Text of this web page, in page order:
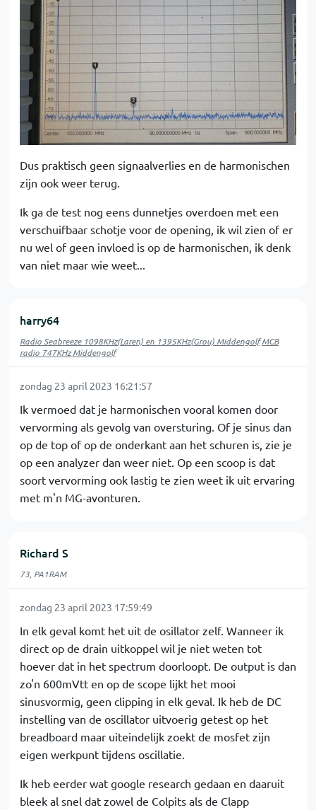
Dus praktisch geen signaalverlies en de harmonischen
zijn ook weer terug.
Ik ga de test nog eens dunnetjes overdoen met een
verschuifbaar schotje voor de opening, ik wil zien of er
nu wel of geen invloed is op de harmonischen, ik denk
van niet maar wie weet...
harry64
Radio Seabreeze 1098KHz(Laren) en 1395KHz(Grou) Middengolf MCB
radio 747KHz Middengolf
zondag 23 april 2023 16:21:57
Ik vermoed dat je harmonischen vooral komen door
vervorming als gevolg van oversturing. Of je sinus dan
op de top of op de onderkant aan het schuren is, zie je
op een analyzer dan weer niet. Op een scoop is dat
soort vervorming ook lastig te zien weet ik uit ervaring
met m'n MG-avonturen.
Richard S
73, PA1RAM
zondag 23 april 2023 17:59:49
In elk geval komt het uit de osillator zelf. Wanneer ik
direct op de drain uitkoppel wil je niet weten tot
hoever dat in het spectrum doorloopt. De output is dan
zo'n 600mVtt en op de scope lijkt het mooi
sinusvormig, geen clipping in elk geval. Ik heb de DC
instelling van de oscillator uitvoerig getest op het
breadboard maar uiteindelijk zoekt de mosfet zijn
eigen werkpunt tijdens oscillatie.
Ik heb eerder wat google research gedaan en daaruit
bleek al snel dat zowel de Colpits als de Clapp